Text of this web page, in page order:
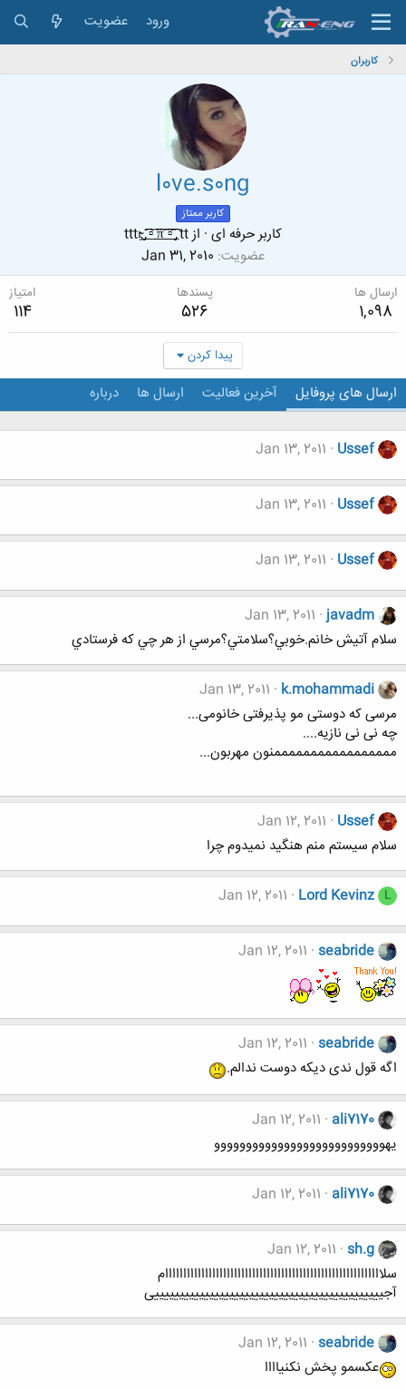
ورود عضویت
کاربران
l0ve.s0ng
کاربر ممتاز
کاربر حرفه ای · ازtttı̴̴̡ ̡̡̲̲̲͡͡͡͡ ̲▫̲͡ ̲̲̲͡͡π̲̲͡͡ ̲̲͡▫̲̲͡͡ ̡̡̡̲ tt
عضویت Jan 31, 2010
ارسال ها
1,098
پسندها
526
امتیاز
114
پیدا کردن
ارسال های پروفایل آخرین فعالیت ارسال ها درباره
Ussef
Jan 13, 2011
Ussef
Jan 13, 2011
Ussef
Jan 13, 2011
javadm
Jan 13, 2011
سلام آتيش خانم.خوبي؟سلامتي؟مرسي از هر چي كه فرستادي
k.mohammadi
Jan 13, 2011
مرسی که دوستی مو پذیرفتی خانومی...
چه نی نی نازیه....
مممممممممممممممممنون مهربون...
Ussef
Jan 12, 2011
سلام سیستم منم هنگید نمیدوم چرا
L
Lord Kevinz
Jan 12, 2011
seabride
Jan 12, 2011
seabride
Jan 12, 2011
اگه قول ندی دیکه دوست ندالم.
ali7170
Jan 12, 2011
یهووووووووووووووووووووووووووو
ali7170
Jan 12, 2011
sh.g
Jan 12, 2011
سلاااااااااااااااااااااااااااااااااااااااااااااااااااااااااااام
آجییییییییییییییییییییییییییییییییییییییییییییییی
seabride
Jan 12, 2011
عکسمو پخش نکنیاااا